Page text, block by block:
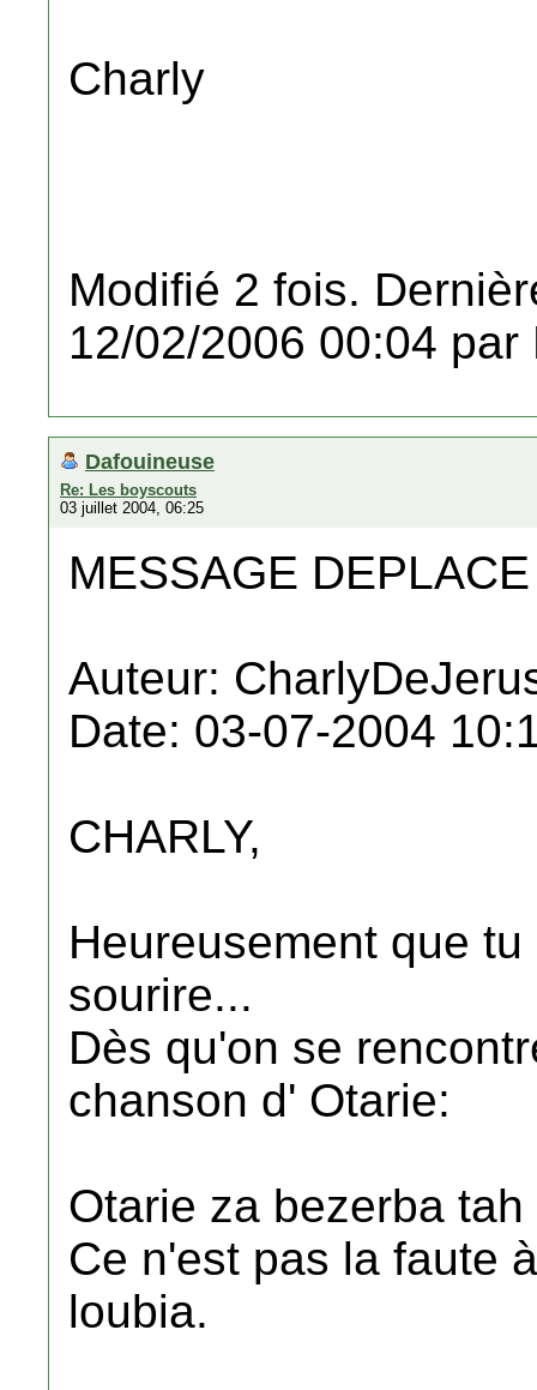
Charly
Modifié 2 fois.
12/02/2006 00:04 par
Dafouineuse
Re: Les boyscouts
03 juillet 2004, 06:25
MESSAGE DEPLACE
Auteur:
Date: 03-07-2004
CHARLY,
Heureusement que
sourire...
Dès qu'on se
chanson d' Otarie:
Otarie za bezerba
Ce n'est pas la faute
loubia.